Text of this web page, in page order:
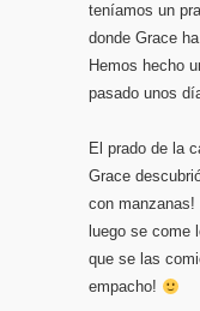
teníamos un
donde Grace
Hemos hecho
pasado unos
El prado de la
Grace
con manzanas!
luego se come
que se las
empacho!